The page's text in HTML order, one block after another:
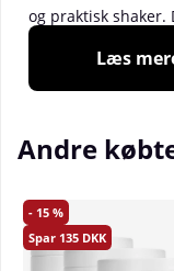
og praktisk shaker.
design. Lavet af
men samtidig
En løkke som
Information:
Læs
Andre
15
135